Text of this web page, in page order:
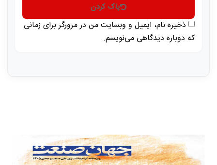
پاک کردن
ذخیره نام، ایمیل و وبسایت من در مرورگر برای زمانی
که دوباره دیدگاهی می‌نویسم.